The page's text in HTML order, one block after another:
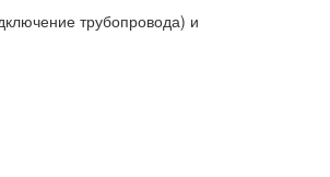
трубопровода) и